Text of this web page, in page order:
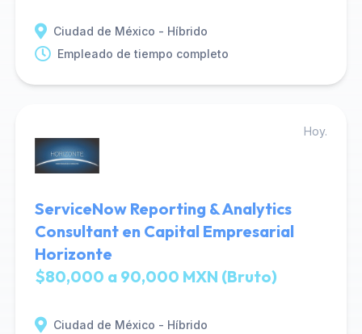
Ciudad de México - Híbrido
Empleado de tiempo completo
Hoy.
ServiceNow Reporting & Analytics
Consultant en Capital Empresarial
Horizonte
$80,000 a 90,000 MXN (Bruto)
Ciudad de México - Híbrido